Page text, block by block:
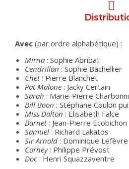
Avec (par ordre alphabétique) :
Mirna : Sophie Abribat
Cendrillon : Sophie Bachellier
Chet: Pierre Blanchet
Pat Malone : Jacky Certain
Sarah : Marie-Pierre
Bill Boon : Stéphane Coulon
Miss Dalton : Elisabeth Falce
Barnet: Jean-Pierre Ecobichon
Samuel : Richard Lakatos
Sir Arnold : Dominique Lefèvre
Corney: Philippe Prévost
Doc : Henri Squazzaventre